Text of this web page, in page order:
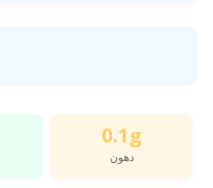
0.1g
دهون